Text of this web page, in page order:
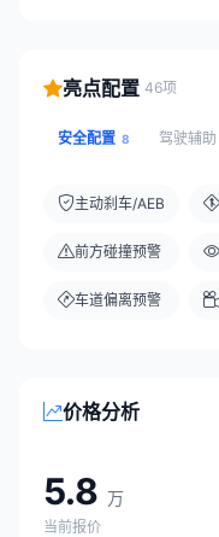
亮点配置 46项
安全配置 8 驾驶辅助
主动刹车/AEB
前方碰撞预警
车道偏离预警
价格分析
5.8 万
当前报价